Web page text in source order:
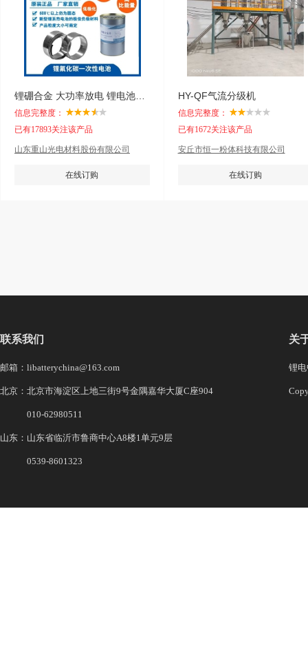
信息完整度：
已有17893关注该产品
山东重山光电材料股份有限公司
在线订购
HY-QF气流分级机
信息完整度：
已有1672关注该产品
安丘市恒一粉体科技有限公司
在线订购
联系我们
邮箱：libatterychina@163.com
北京：北京市海淀区上地三街9号金隅嘉华大厦C座904
010-62980511
山东：山东省临沂市鲁商中心A8楼1单元9层
0539-8601323
关
锂